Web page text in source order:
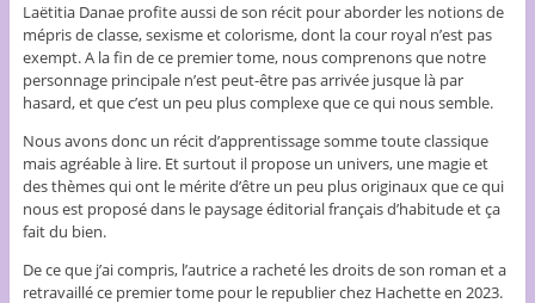
Laëtitia Danae profite aussi de son récit pour aborder les notions de
mépris de classe, sexisme et colorisme, dont la cour royal n’est pas
exempt. A la fin de ce premier tome, nous comprenons que notre
personnage principale n’est peut-être pas arrivée jusque là par
hasard, et que c’est un peu plus complexe que ce qui nous semble.
Nous avons donc un récit d’apprentissage somme toute classique
mais agréable à lire. Et surtout il propose un univers, une magie et
des thèmes qui ont le mérite d’être un peu plus originaux que ce qui
nous est proposé dans le paysage éditorial français d’habitude et ça
fait du bien.
De ce que j’ai compris, l’autrice a racheté les droits de son roman et a
retravaillé ce premier tome pour le republier chez Hachette en 2023.